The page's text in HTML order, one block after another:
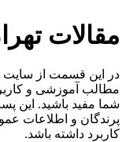
مقالات
در این قسمت از
مطالب آموزشی و
شما مفید باشید. این
پرندگان و اطلاعات
کاربرد داشته باشد.